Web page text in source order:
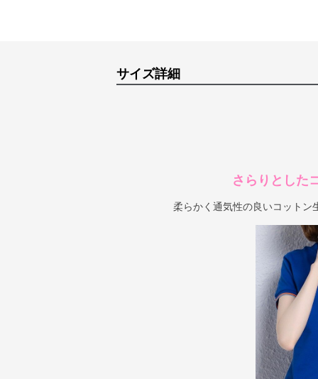
サイズ詳細
さらりとした
柔らかく通気性の良いコットン